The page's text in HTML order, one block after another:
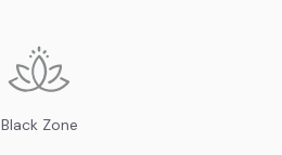
Black Zone